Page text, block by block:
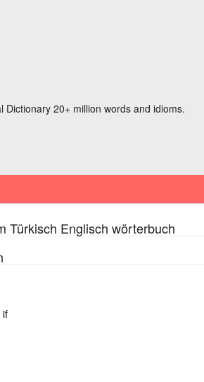
20+ million words and idioms.
Türkisch Englisch wörterbuch
if